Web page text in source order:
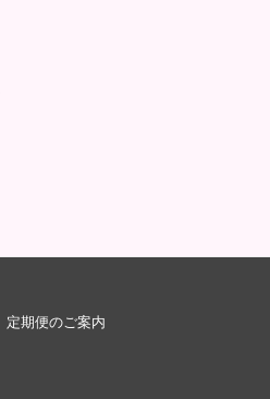
定期便のご案内